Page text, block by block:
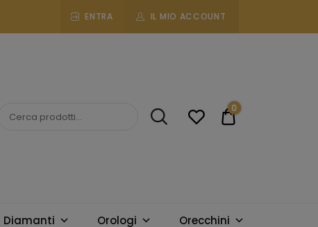
ENTRA IL MIO ACCOUNT
€0.00
0
Diamanti Orologi Orecchini